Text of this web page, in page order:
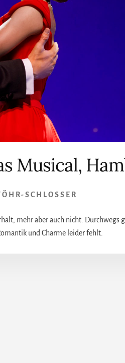
Musical,
SCHLOSSER
mehr aber auch nicht. Durchwegs
und Charme leider fehlt.